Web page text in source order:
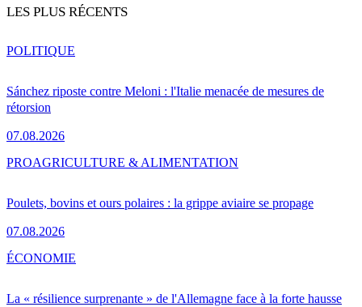
LES PLUS RÉCENTS
Sánchez riposte contre Meloni : l'Italie menacée de mesures de
rétorsion
07.08.2026
POLITIQUE
Poulets, bovins et ours polaires : la grippe aviaire se propage
07.08.2026
PROAGRICULTURE & ALIMENTATION
La « résilience surprenante » de l'Allemagne face à la forte hausse
ÉCONOMIE